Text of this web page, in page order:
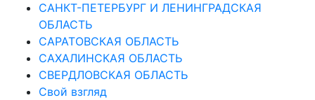
САНКТ-ПЕТЕРБУРГ И ЛЕНИНГРАДСКАЯ
ОБЛАСТЬ
САРАТОВСКАЯ ОБЛАСТЬ
САХАЛИНСКАЯ ОБЛАСТЬ
СВЕРДЛОВСКАЯ ОБЛАСТЬ
Свой взгляд